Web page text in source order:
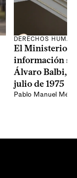
DERECHOS
El Ministerio
información
Álvaro Balbi,
julio de 1975
Pablo Manuel